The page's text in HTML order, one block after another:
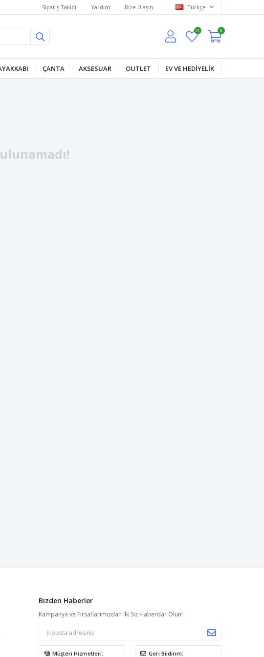
Sipariş Takibi Yardım Bize Ulaşın Türkçe
0 0
ÇANTA AKSESUAR OUTLET EV VE HEDİYELİK
Bizden Haberler
Kampanya ve Fırsatlarımızdan İlk Siz Haberdar Olun!
Müşteri Hizmetleri: Geri Bildirim: